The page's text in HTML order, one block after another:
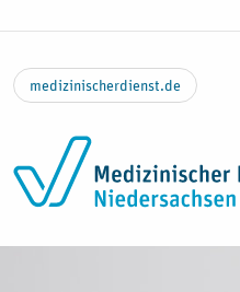
medizinischerdienst.de